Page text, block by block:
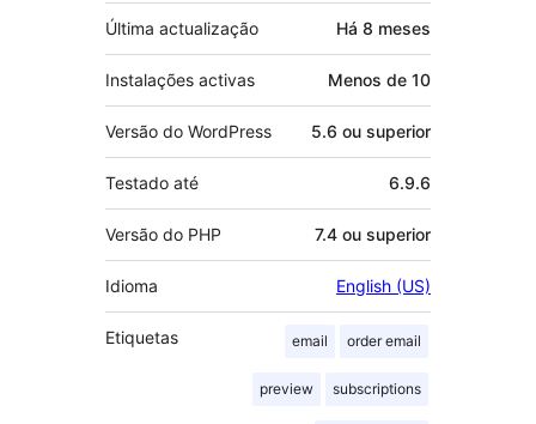
Última actualização Há 8 meses
Instalações activas Menos de 10
Versão do WordPress 5.6 ou superior
Testado até 6.9.6
Versão do PHP 7.4 ou superior
Idioma English (US)
Etiquetas email order email
preview subscriptions